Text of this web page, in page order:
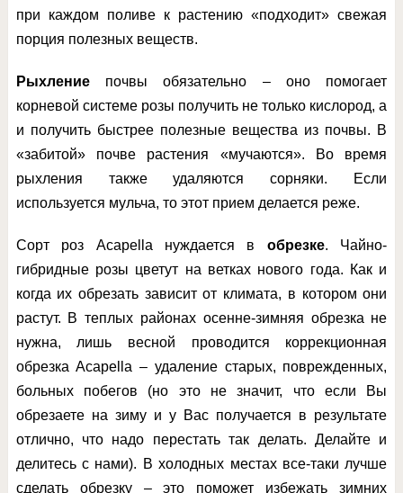
при каждом поливе к растению «подходит» свежая
порция полезных веществ.
Рыхлениепочвы обязательно – оно помогает
корневой системе розы получить не только кислород, а
и получить быстрее полезные вещества из почвы. В
«забитой» почве растения «мучаются». Во время
рыхления также удаляются сорняки. Если
используется мульча, то этот прием делается реже.
Сорт роз Acapella нуждается в обрезке. Чайно-
гибридные розы цветут на ветках нового года. Как и
когда их обрезать зависит от климата, в котором они
растут. В теплых районах осенне-зимняя обрезка не
нужна, лишь весной проводится коррекционная
обрезка Acapella – удаление старых, поврежденных,
больных побегов (но это не значит, что если Вы
обрезаете на зиму и у Вас получается в результате
отлично, что надо перестать так делать. Делайте и
делитесь с нами). В холодных местах все-таки лучше
сделать обрезку – это поможет избежать зимних